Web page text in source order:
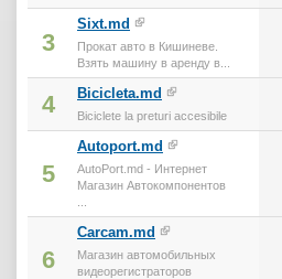
3
Sixt.md
Прокат авто в Кишиневе.
Взять машину в аренду в...
4 Bicicleta.md
Biciclete la preturi accesibile
5
Autoport.md
AutoPort.md - Интернет
Магазин Автокомпонентов
6
Carcam.md
Магазин автомобильных
видеорегистраторов